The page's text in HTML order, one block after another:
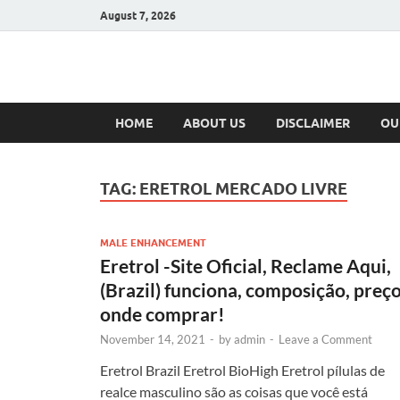
August 7, 2026
Hulk
HOME ABOUT US DISCLAIMER
TAG: ERETROL MERCADO LIVRE
MALE ENHANCEMENT
Eretrol -Site Oficial, Reclame Aqui,
(Brazil) funciona, composição,
onde comprar!
November 14, 2021 - byadmin - Leave a Comment
Eretrol Brazil Eretrol BioHigh Eretrol pílulas de
realce masculino são as coisas que você está